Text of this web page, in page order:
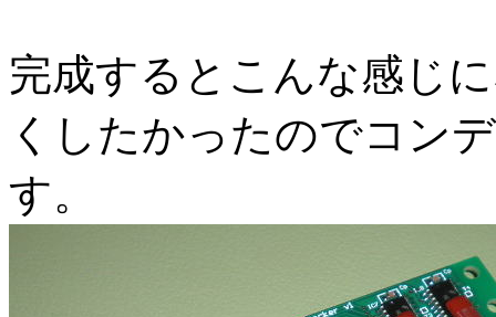
完成するとこんな感じ
くしたかったのでコン
す。